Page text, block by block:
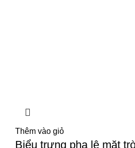
Thêm vào giỏ
Biểu trưng pha lê mặt